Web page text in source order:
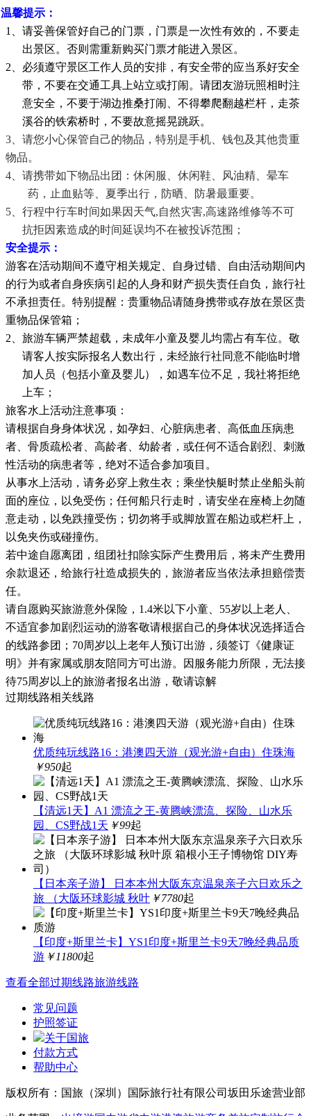
温馨提示：
1、请妥善保管好自己的门票，门票是一次性有效的，不要走
出景区。否则需重新购买门票才能进入景区。
2、必须遵守景区工作人员的安排，有安全带的应当系好安全
带，不要在交通工具上站立或打闹。请团友游玩照相时注
意安全，不要于湖边推桑打闹、不得攀爬翻越栏杆，走茶
溪谷的铁索桥时，不要故意摇晃跳跃。
3、请您小心保管自己的物品，特别是手机、钱包及其他贵重
物品。
4、请携带如下物品出团：休闲服、休闲鞋、风油精、晕车
药，止血贴等、夏季出行，防晒、防暑最重要。
5、行程中行车时间如果因天气,自然灾害,高速路维修等不可
抗拒因素造成的时间延误均不在被投诉范围 ；
安全提示：
游客在活动期间不遵守相关规定、自身过错、自由活动期间内
的行为或者自身疾病引起的人身和财产损失责任自负，旅行社
不承担责任。特别提醒：贵重物品请随身携带或存放在景区贵
重物品保管箱；
2、旅游车辆严禁超载，未成年小童及婴儿均需占有车位。敬
请客人按实际报名人数出行，未经旅行社同意不能临时增
加人员（包括小童及婴儿），如遇车位不足，我社将拒绝
上车；
旅客水上活动注意事项：
请根据自身身体状况，如孕妇、心脏病患者、高低血压病患
者、骨质疏松者、高龄者、幼龄者，或任何不适合剧烈、刺激
性活动的病患者等，绝对不适合参加项目。
从事水上活动，请务必穿上救生衣；乘坐快艇时禁止坐船头前
面的座位，以免受伤；任何船只行走时，请安坐在座椅上勿随
意走动，以免跌撞受伤；切勿将手或脚放置在船边或栏杆上，
以免夹伤或碰撞伤。
若中途自愿离团，组团社扣除实际产生费用后，将未产生费用
余款退还，给旅行社造成损失的，旅游者应当依法承担赔偿责
任。
请自愿购买旅游意外保险， 1.4米以下小童、55岁以上老人、
不适宜参加剧烈运动的游客敬请根据自己的身体状况选择适合
的线路参团；70周岁以上老年人预订出游，须签订《健康证
明》并有家属或朋友陪同方可出游。因服务能力所限，无法接
待75周岁以上的旅游者报名出游，敬请谅解
过期线路相关线路
优质纯玩线路16：港澳四天游（观光游+自由）住珠海
￥950起
【清远1天】A1 漂流之王-黄腾峡漂流、探险、山水乐
园、CS野战1天 ￥99起
【日本亲子游】 日本本州大阪东京温泉亲子六日欢乐之
旅 （大阪环球影城 秋叶 ￥7780起
【印度+斯里兰卡】YS1印度+斯里兰卡9天7晚经典品质
游 ￥11800起
查看全部过期线路旅游线路
常见问题
护照签证
关于国旅
付款方式
帮助中心
版权所有：国旅（深圳）国际旅行社有限公司坂田乐途营业部